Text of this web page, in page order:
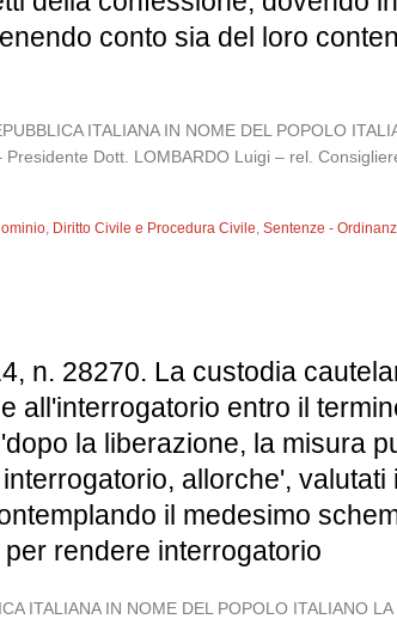
conto sia del loro
ITALIANA IN NOME DEL POPOLO
Dott. LOMBARDO Luigi – rel.
, Diritto Civile e Procedura Civile,Sentenze -
n. 28270. La custodia
all'interrogatorio entro il
la liberazione, la misura
allorche',
il medesimo
rendere interrogatorio
ITALIANA IN NOME DEL POPOLO ITALIANO